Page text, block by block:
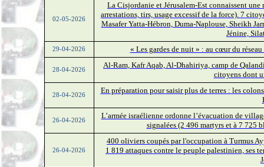
02-05-2026
La Cisjordanie et Jérusalem-Est connaissent
arrestations, tirs, usage excessif de la force). 7
Masafer Yatta-Hébron, Duma-Naplouse, Sheikh
Jénine,
29-04-2026 « Les gardes de nuit » : au cœur du
28-04-2026
Al-Ram, Kafr Aqab, Al-Dhahiriya, camp de
citoyens dont
28-04-2026
En préparation pour saisir plus de terres : les
26-04-2026
L’armée israélienne ordonne l’évacuation de
signalées (2 496 martyrs et à 7 725
26-04-2026
400 oliviers coupés par l'occupation à Turmus
1 819 attaques contre le peuple palestinien, ses